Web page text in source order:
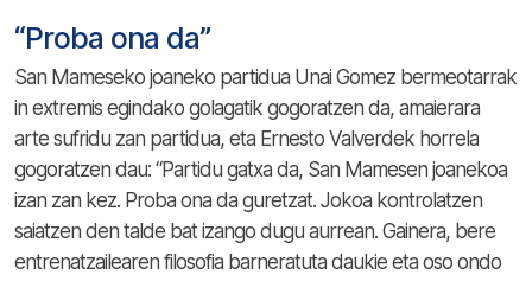
“Proba ona da”
San Mameseko joaneko partidua Unai Gomez bermeotarrak
in extremis egindako golagatik gogoratzen da, amaierara
arte sufridu zan partidua, eta Ernesto Valverdek horrela
gogoratzen dau: “Partidu gatxa da, San Mamesen joanekoa
izan zan kez. Proba ona da guretzat. Jokoa kontrolatzen
saiatzen den talde bat izango dugu aurrean. Gainera, bere
entrenatzailearen filosofia barneratuta daukie eta oso ondo